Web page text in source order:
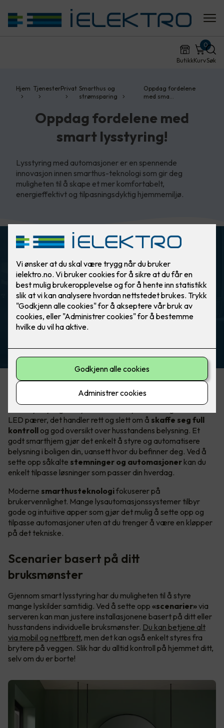
ButikkKurv
0
Søk
Hjem TjenesterPrivat Smarthus og
strømsparing
Oppdag fordelene
med sma…
Oppdag fordelene med
smart lysstyring!
Lysstyring med automasjoner er en spennende
innovasjon innen smarthus-teknologi som gir deg
muligheten til å skape et mer komfortabelt,
energieffektivt og tilpasningsdyktig hjemmemiljø.
ELKO Smart
Automatisk lys ved bevegelse. Helt
automagisk!
Hva er egentlig smart lysstyring?
LED pærer, det handler rett og slett om å skaffe seg full
kontroll og god oversikt over husstandens belysning. Et
godt smarthjem gjør det enkelt å styre og automatisere
belysning i boligen din, uansett hvor du befinner deg. Ved å
sette opp såkalte stemninger og automasjoner kan du
enkelt tilpasse løsninger som passer din hverdag.
Moderne smarthusteknologifokuserer på
brukervennlighet. Mange lysautomasjonssystemer tilbyr
gode og intuitive apper som gjør det mulig å sette opp og
tilpasse automasjoner uten at du trenger å være en kløpper
på det tekniske.
Scenarier basert på ditt
bruksmønster
Gjennom smart lysstyring har du muligheten til å styre
mange lyskilder samtidig. Ved å sette opp «scenarier»via
serveren kan man justere installasjonene basert på ditt eller
husstandens individuelle bruksmønster. Du kan betjene alt
via mobil og nettbrett, men det kan også enkelt styres fra
brytere på veggen. Slik har du alltid kontroll på hjemmet ditt,
selv om du er borte!